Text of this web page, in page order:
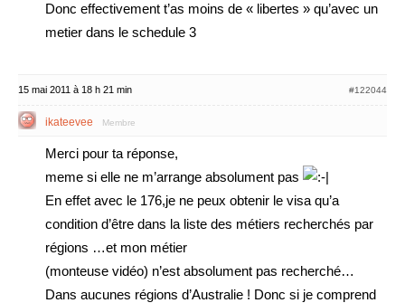
Donc effectivement t’as moins de « libertes » qu’avec un
metier dans le schedule 3
15 mai 2011 à 18 h 21 min #122044
ikateevee Membre
Merci pour ta réponse,
meme si elle ne m’arrange absolument pas
En effet avec le 176,je ne peux obtenir le visa qu’a
condition d’être dans la liste des métiers recherchés par
régions …et mon métier
(monteuse vidéo) n’est absolument pas recherché…
Dans aucunes régions d’Australie ! Donc si je comprend